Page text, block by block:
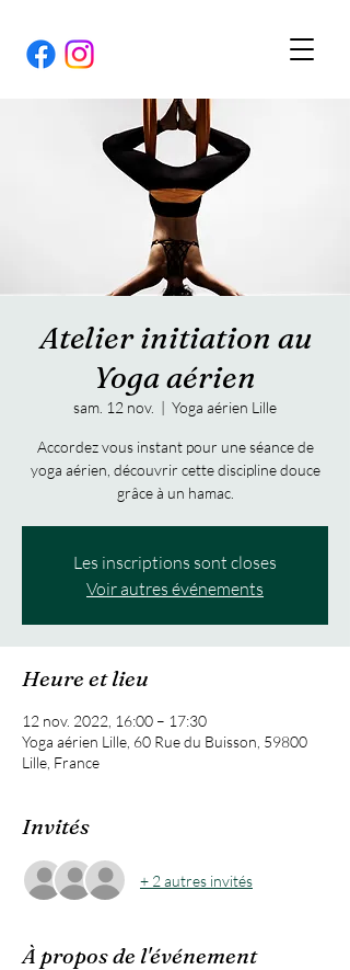
Atelier initiation au
Yoga aérien
sam. 12 nov.
  |
Yoga aérien Lille
Accordez vous instant pour une séance de
yoga aérien, découvrir cette discipline douce
grâce à un hamac.
Les inscriptions sont closes
Voir autres événements
Heure et lieu
12 nov. 2022, 16:00 – 17:30
Yoga aérien Lille, 60 Rue du Buisson, 59800
Lille, France
Invités
+ 2 autres invités
À propos de l'événement